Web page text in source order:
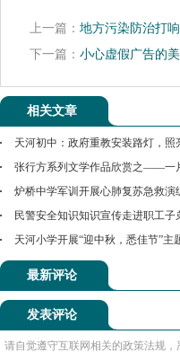
上一篇： 地方污染防治打
下一篇： 小心虚假广告的
相关文章
天河初中：政府重教安装路灯，照
张行方系列文学作品欣赏之——一
炉桥中学军训开展心肺复苏急救演
民警安全知识知识宣传走进职工子
天河小学开展“迎中秋，悉佳节”主
最新评论
发表评论
请自觉遵守互联网相关的政策法规，